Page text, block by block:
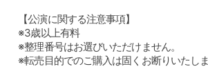
【公演に関する注意事項】
※3歳以上有料
※整理番号はお選びいただけません。
※転売目的でのご購入は固くお断りいたしま